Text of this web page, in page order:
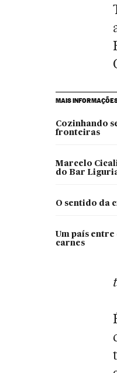
MAIS
Cozinhando
fronteiras
Marcelo
do Bar
O sentido da
Um país entre
carnes